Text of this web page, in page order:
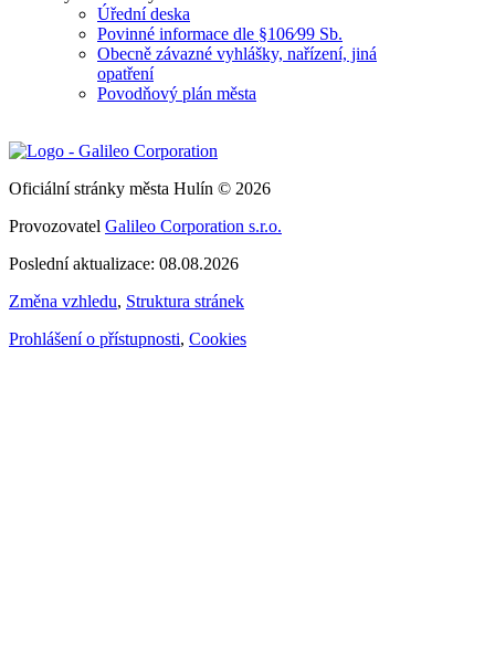
Úřední deska
Povinné informace dle §106⁄99 Sb.
Obecně závazné vyhlášky, nařízení, jiná
opatření
Povodňový plán města
Oficiální stránky města Hulín © 2026
Provozovatel Galileo Corporation s.r.o.
Poslední aktualizace: 08.08.2026
Změna vzhledu, Struktura stránek
Prohlášení o přístupnosti, Cookies